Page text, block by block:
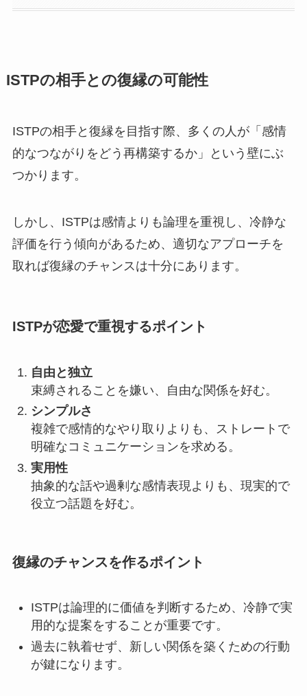
ISTPの相手との復縁の可能性
ISTPの相手と復縁を目指す際、多くの人が「感情
的なつながりをどう再構築するか」という壁にぶ
つかります。
しかし、ISTPは感情よりも論理を重視し、冷静な
評価を行う傾向があるため、適切なアプローチを
取れば復縁のチャンスは十分にあります。
ISTPが恋愛で重視するポイント
自由と独立
束縛されることを嫌い、自由な関係を好む。
シンプルさ
複雑で感情的なやり取りよりも、ストレートで
明確なコミュニケーションを求める。
実用性
抽象的な話や過剰な感情表現よりも、現実的で
役立つ話題を好む。
復縁のチャンスを作るポイント
ISTPは論理的に価値を判断するため、冷静で実
用的な提案をすることが重要です。
過去に執着せず、新しい関係を築くための行動
が鍵になります。